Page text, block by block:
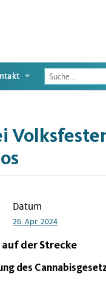
Enter
the
to
Datum
26. Apr. 2024
der Strecke
des